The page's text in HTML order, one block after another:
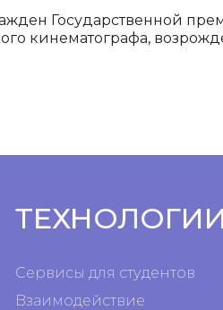
Государственной
кинематографа,
ТЕХНОЛОГИИ
Сервисы для студентов
Взаимодействие